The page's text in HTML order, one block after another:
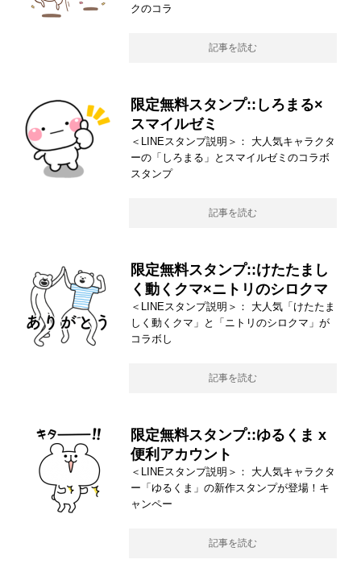
クのコラ
記事を読む
限定無料スタンプ::しろまる×
スマイルゼミ
＜LINEスタンプ説明＞： 大人気キャラクタ
ーの「しろまる」とスマイルゼミのコラボ
スタンプ
記事を読む
限定無料スタンプ::けたたまし
く動くクマ×ニトリのシロクマ
＜LINEスタンプ説明＞： 大人気「けたたま
しく動くクマ」と「ニトリのシロクマ」が
コラボし
記事を読む
限定無料スタンプ::ゆるくま x
便利アカウント
＜LINEスタンプ説明＞： 大人気キャラクタ
ー「ゆるくま」の新作スタンプが登場！キ
ャンペー
記事を読む